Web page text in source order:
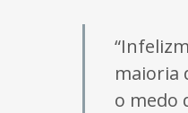
maioria
o medo